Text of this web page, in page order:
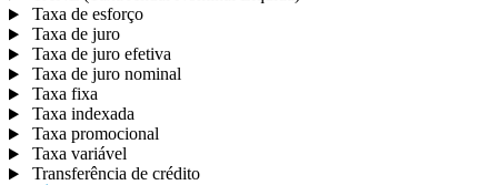
Taxa de esforço
Taxa de juro
Taxa de juro efetiva
Taxa de juro nominal
Taxa fixa
Taxa indexada
Taxa promocional
Taxa variável
Transferência de crédito